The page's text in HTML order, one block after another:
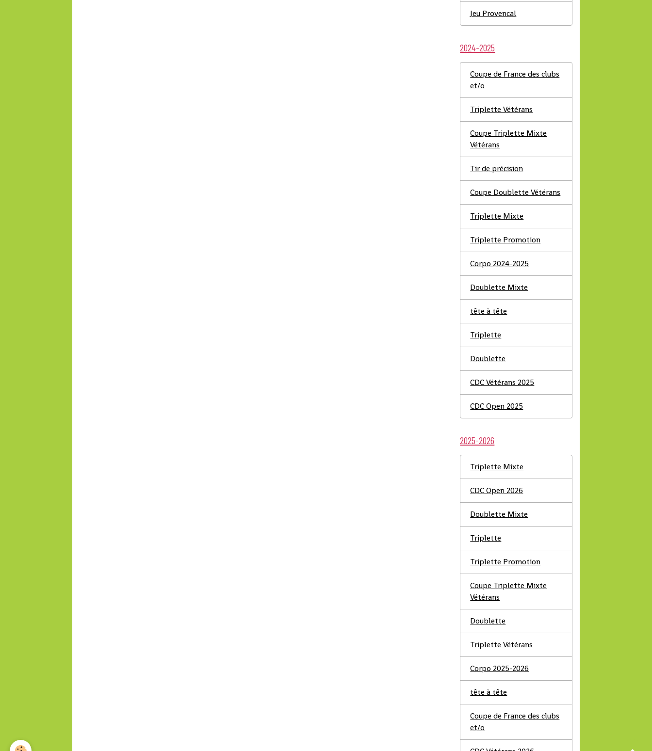
Jeu Provencal
2024-2025
Coupe de France des clubs
et/o
Triplette Vétérans
Coupe Triplette Mixte
Vétérans
Tir de précision
Coupe Doublette Vétérans
Triplette Mixte
Triplette Promotion
Corpo 2024-2025
Doublette Mixte
tête à tête
Triplette
Doublette
CDC Vétérans 2025
CDC Open 2025
2025-2026
Triplette Mixte
CDC Open 2026
Doublette Mixte
Triplette
Triplette Promotion
Coupe Triplette Mixte
Vétérans
Doublette
Triplette Vétérans
Corpo 2025-2026
tête à tête
Coupe de France des clubs
et/o